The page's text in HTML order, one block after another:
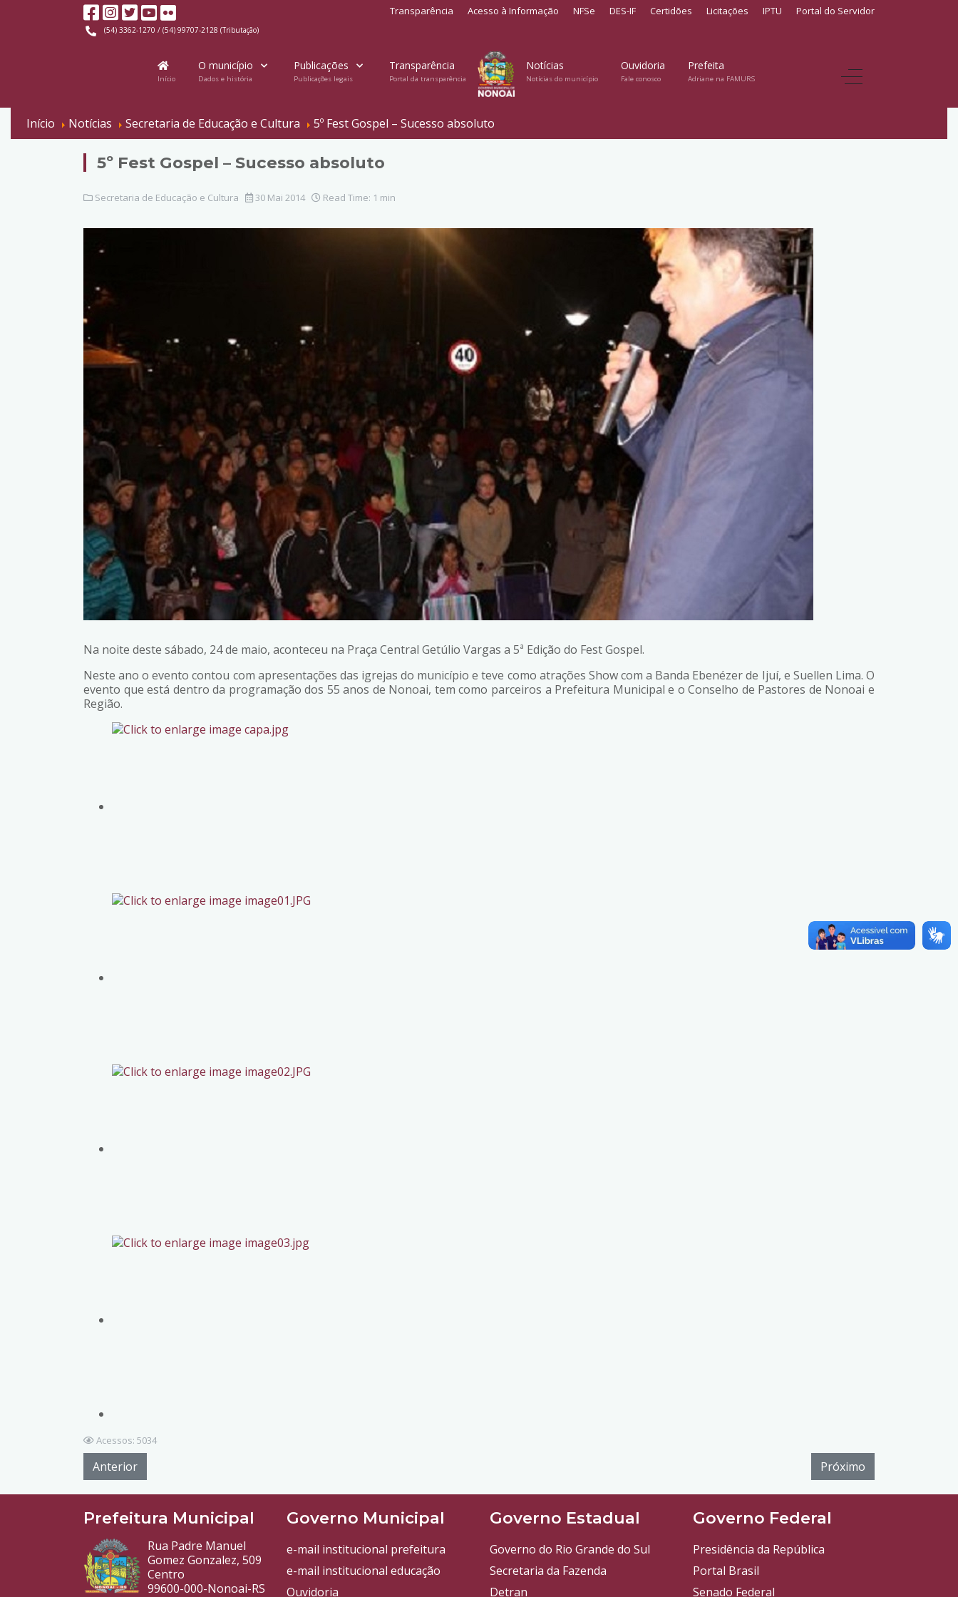
(54) 3362-1270 / (54) 99707-2128 (Tributação)
Transparência Acesso à Informação NFSe DES-IF Certidões Licitações IPTU Portal do Servidor
Início
O município
Dados e história
Publicações
Publicações legais
Transparência
Portal da transparência
Notícias
Notícias do município
Ouvidoria
Fale conosco
Prefeita
Adriane na FAMURS
Início Notícias Secretaria de Educação e Cultura 5º Fest Gospel – Sucesso absoluto
5º Fest Gospel – Sucesso absoluto
Secretaria de Educação e Cultura 30 Mai 2014 Read Time: 1 min
Na noite deste sábado, 24 de maio, aconteceu na Praça Central Getúlio Vargas a 5ª Edição do Fest Gospel.
Neste ano o evento contou com apresentações das igrejas do município e teve como atrações Show com a Banda Ebenézer de Ijuí, e Suellen Lima. O
evento que está dentro da programação dos 55 anos de Nonoai, tem como parceiros a Prefeitura Municipal e o Conselho de Pastores de Nonoai e
Região.
Acessos: 5034
Anterior Próximo
Prefeitura Municipal
Rua Padre Manuel
Gomez Gonzalez, 509
Centro
99600-000-Nonoai-RS
Governo Municipal
e-mail institucional prefeitura
e-mail institucional educação
Ouvidoria
Governo Estadual
Governo do Rio Grande do Sul
Secretaria da Fazenda
Detran
Governo Federal
Presidência da República
Portal Brasil
Senado Federal